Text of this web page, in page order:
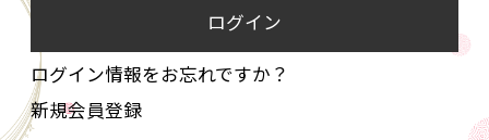
ログイン
ログイン情報をお忘れですか？
新規会員登録